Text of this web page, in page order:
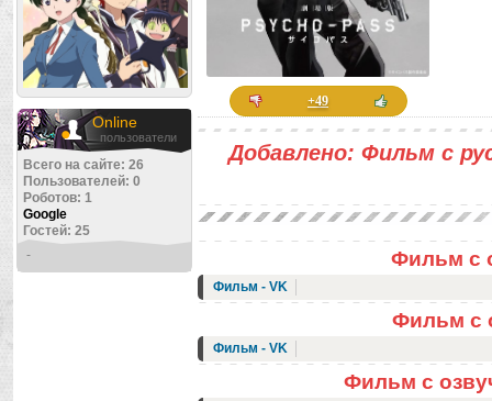
Online
пользователи
Всего на сайте: 26
Пользователей: 0
Роботов: 1
Google
Гостей: 25
-
+49
Добавлено: Фильм с
Фильм с
Фильм - VK
Фильм с
Фильм - VK
Фильм с